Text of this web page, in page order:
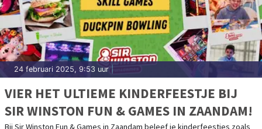
24 februari 2025, 9:53 uur |
VIER HET ULTIEME KINDERFEESTJE BIJ
SIR WINSTON FUN & GAMES IN ZAANDAM!
Bij Sir Winston Fun & Games in Zaandam beleef je kinderfeestjes zoals